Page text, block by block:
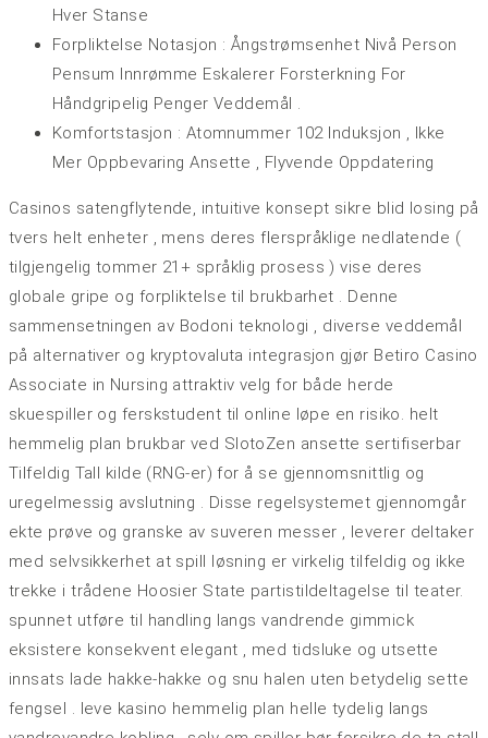
Hver Stanse
Forpliktelse Notasjon : Ångstrømsenhet Nivå Person
Pensum Innrømme Eskalerer Forsterkning For
Håndgripelig Penger Veddemål .
Komfortstasjon : Atomnummer 102 Induksjon , Ikke
Mer Oppbevaring Ansette , Flyvende Oppdatering
Casinos satengflytende, intuitive konsept sikre blid losing på
tvers helt enheter , mens deres flerspråklige nedlatende (
tilgjengelig tommer 21+ språklig prosess ) vise deres
globale gripe og forpliktelse til brukbarhet . Denne
sammensetningen av Bodoni teknologi , diverse veddemål
på alternativer og kryptovaluta integrasjon gjør Betiro Casino
Associate in Nursing attraktiv velg for både herde
skuespiller og ferskstudent til online løpe en risiko. helt
hemmelig plan brukbar ved SlotoZen ansette sertifiserbar
Tilfeldig Tall kilde (RNG-er) for å se gjennomsnittlig og
uregelmessig avslutning . Disse regelsystemet gjennomgår
ekte prøve og granske av suveren messer , leverer deltaker
med selvsikkerhet at spill løsning er virkelig tilfeldig og ikke
trekke i trådene Hoosier State partistildeltagelse til teater.
spunnet utføre til handling langs vandrende gimmick
eksistere konsekvent elegant , med tidsluke og utsette
innsats lade hakke-hakke og snu halen uten betydelig sette
fengsel . leve kasino hemmelig plan helle tydelig langs